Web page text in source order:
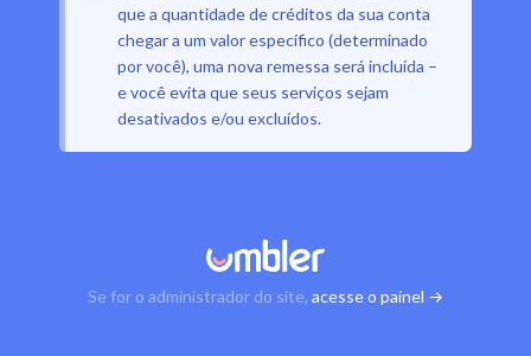
que a quantidade de créditos da sua conta
chegar a um valor específico (determinado
por você), uma nova remessa será incluída –
e você evita que seus serviços sejam
desativados e/ou excluídos.
Se for o administrador do site, acesse o painel →